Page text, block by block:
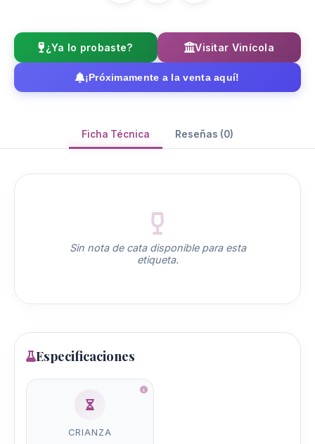
¿Ya lo probaste? Visitar Vinícola
¡Próximamente a la venta aquí!
Ficha Técnica Reseñas (0)
Sin nota de cata disponible para esta
etiqueta.
Especificaciones
CRIANZA